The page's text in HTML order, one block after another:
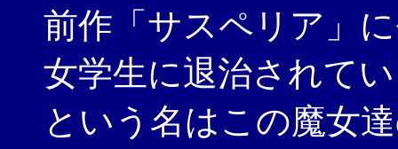
前作「サスペリア」
女学生に退治されて
という名はこの魔女